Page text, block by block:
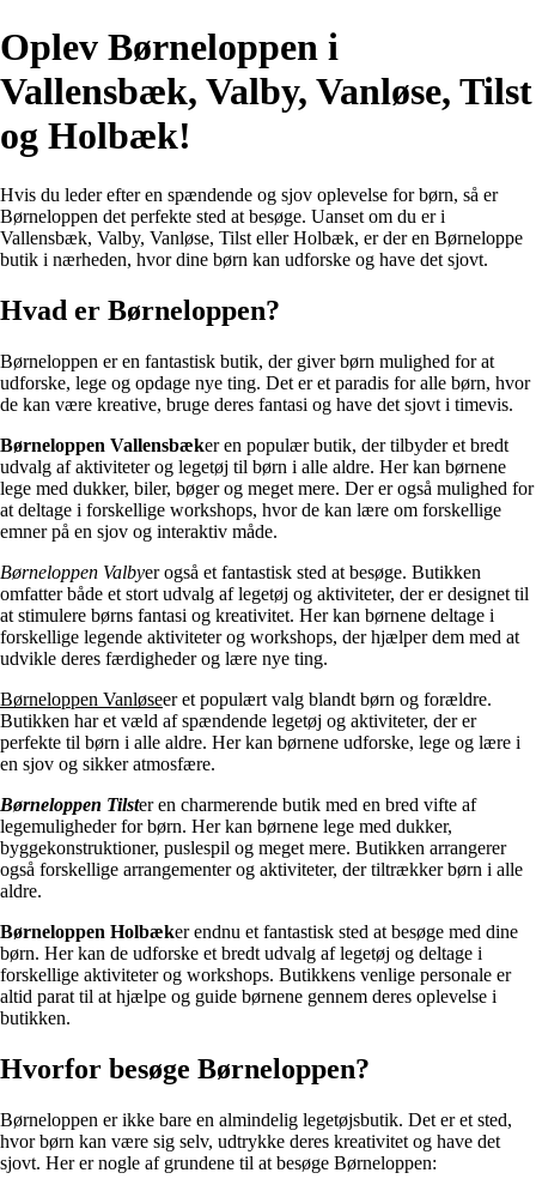
Oplev Børneloppen i
Vallensbæk, Valby, Vanløse, Tilst
og Holbæk!
Hvis du leder efter en spændende og sjov oplevelse for børn, så er
Børneloppen det perfekte sted at besøge. Uanset om du er i
Vallensbæk, Valby, Vanløse, Tilst eller Holbæk, er der en Børneloppe
butik i nærheden, hvor dine børn kan udforske og have det sjovt.
Hvad er Børneloppen?
Børneloppen er en fantastisk butik, der giver børn mulighed for at
udforske, lege og opdage nye ting. Det er et paradis for alle børn, hvor
de kan være kreative, bruge deres fantasi og have det sjovt i timevis.
Børneloppen Vallensbæker en populær butik, der tilbyder et bredt
udvalg af aktiviteter og legetøj til børn i alle aldre. Her kan børnene
lege med dukker, biler, bøger og meget mere. Der er også mulighed for
at deltage i forskellige workshops, hvor de kan lære om forskellige
emner på en sjov og interaktiv måde.
Børneloppen Valbyer også et fantastisk sted at besøge. Butikken
omfatter både et stort udvalg af legetøj og aktiviteter, der er designet til
at stimulere børns fantasi og kreativitet. Her kan børnene deltage i
forskellige legende aktiviteter og workshops, der hjælper dem med at
udvikle deres færdigheder og lære nye ting.
Børneloppen Vanløseer et populært valg blandt børn og forældre.
Butikken har et væld af spændende legetøj og aktiviteter, der er
perfekte til børn i alle aldre. Her kan børnene udforske, lege og lære i
en sjov og sikker atmosfære.
Børneloppen Tilster en charmerende butik med en bred vifte af
legemuligheder for børn. Her kan børnene lege med dukker,
byggekonstruktioner, puslespil og meget mere. Butikken arrangerer
også forskellige arrangementer og aktiviteter, der tiltrækker børn i alle
aldre.
Børneloppen Holbæker endnu et fantastisk sted at besøge med dine
børn. Her kan de udforske et bredt udvalg af legetøj og deltage i
forskellige aktiviteter og workshops. Butikkens venlige personale er
altid parat til at hjælpe og guide børnene gennem deres oplevelse i
butikken.
Hvorfor besøge Børneloppen?
Børneloppen er ikke bare en almindelig legetøjsbutik. Det er et sted,
hvor børn kan være sig selv, udtrykke deres kreativitet og have det
sjovt. Her er nogle af grundene til at besøge Børneloppen: